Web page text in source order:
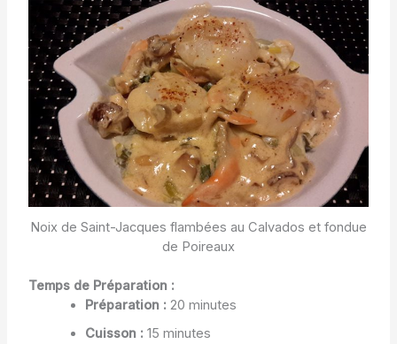
Noix de Saint-Jacques flambées au Calvados et fondue
de Poireaux
Temps de Préparation :
Préparation : 20 minutes
Cuisson : 15 minutes